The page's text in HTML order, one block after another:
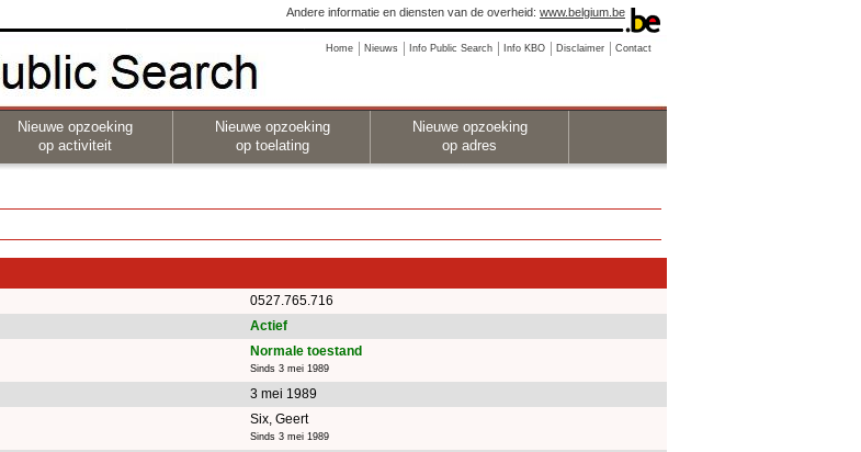
Andere informatie en diensten van de overheid: www.belgium.be
Home Nieuws Info Public Search Info KBO Disclaimer Contact
Nieuwe opzoeking
op activiteit
Nieuwe opzoeking
op toelating
Nieuwe opzoeking
op adres
0527.765.716
Actief
Normale toestand
Sinds 3 mei 1989
3 mei 1989
Six, Geert
Sinds 3 mei 1989